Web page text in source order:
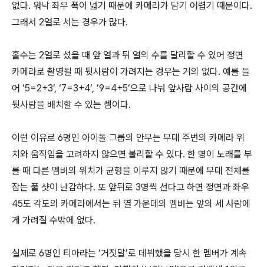
없다. 워낙 좌우 폭이 넓기 때문에 카메라가 담기 어렵기 때문이다.
그래서 2열로 서는 경우가 많다.
홀수는 2열로 섰을 때 앞 열과 뒤 열의 수를 달리할 수 있어 정면
카메라로 촬영될 때 뒷사람이 가려지는 경우는 거의 없다. 예를 들
어 ‘5=2+3’, ‘7=3+4‘, ’9=4+5‘으로 나눠 앞사람 사이의 공간에
뒷사람을 배치할 수 있는 셈이다.
이런 이유로 6명인 아이돌 그룹의 안무는 무대 주변의 카메라 위
치와 움직임을 고려하지 않으면 불리할 수 있다. 한 명이 노래를 부
를 때 다른 멤버의 위치가 균형을 이루지 않기 때문에 무대 전체를
잡는 풀 샷이 난감하다. 또 앞뒤로 3명씩 선다고 하면 정면과 좌우
45도 각도의 카메라에서는 뒤 열 가운데의 멤버는 앞의 세 사람에
게 가려질 수밖에 없다.
실제로 6명인 티아라는 ‘거짓말’로 데뷔했을 당시 한 멤버가 계속